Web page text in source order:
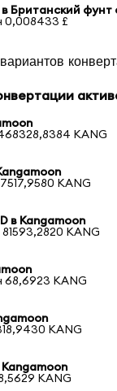
в Британский фунт
0,008433 £
KANG
KANG
в Kangamoon
KANG
68,6923 KANG
KANG
KANG